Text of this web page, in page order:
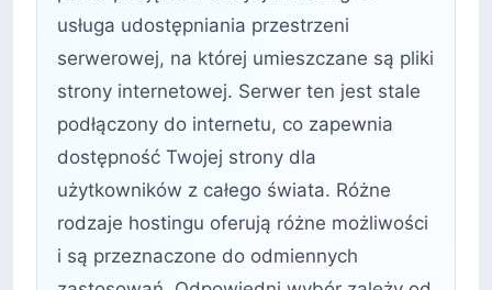
usługa udostępniania przestrzeni
serwerowej, na której umieszczane są pliki
strony internetowej. Serwer ten jest stale
podłączony do internetu, co zapewnia
dostępność Twojej strony dla
użytkowników z całego świata. Różne
rodzaje hostingu oferują różne możliwości
i są przeznaczone do odmiennych